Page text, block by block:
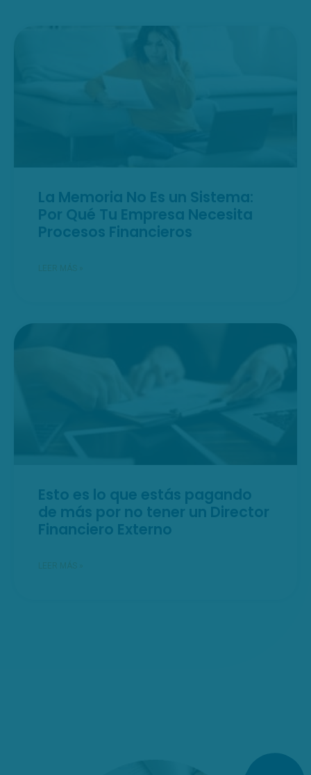
La Memoria No Es un Sistema:
Por Qué Tu Empresa Necesita
Procesos Financieros
Esto es lo que estás pagando
de más por no tener un Director
Financiero Externo